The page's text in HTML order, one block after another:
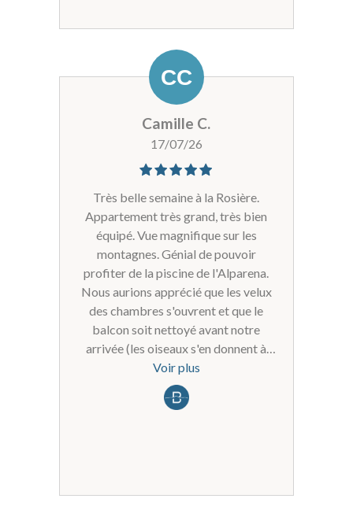
Camille C.
17/07/26
Très belle semaine à la Rosière.
Appartement très grand, très bien
équipé. Vue magnifique sur les
montagnes. Génial de pouvoir
profiter de la piscine de l'Alparena.
Nous aurions apprécié que les velux
des chambres s'ouvrent et que le
balcon soit nettoyé avant notre
arrivée (les oiseaux s'en donnent à
coeur joie). Dommage aussi que le
balcon soit petit, nous avions un
appartement pour 8 personnes et il
cependant des atouts indéniables et
Voir plus